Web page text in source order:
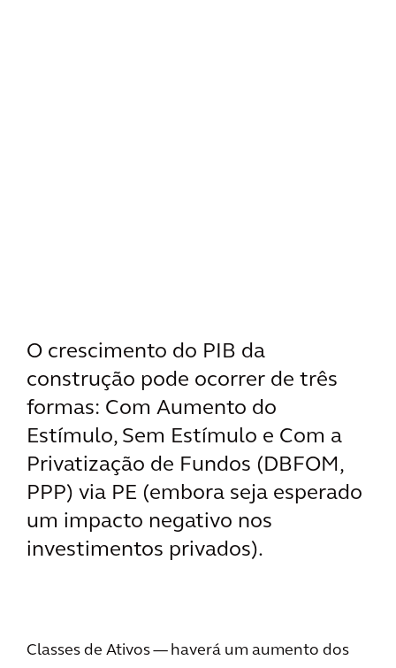
O crescimento do PIB da
construção pode ocorrer de três
formas: Com Aumento do
Estímulo, Sem Estímulo e Com a
Privatização de Fundos (DBFOM,
PPP) via PE (embora seja esperado
um impacto negativo nos
investimentos privados).
Classes de Ativos — haverá um aumento dos